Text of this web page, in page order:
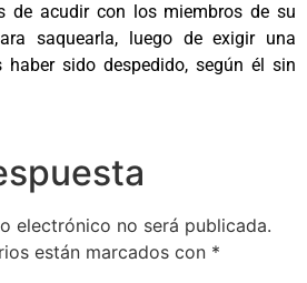
de acudir con los miembros de su
saquearla, luego de exigir una
sido despedido, según él sin
electrónico no será publicada.
están marcados con *